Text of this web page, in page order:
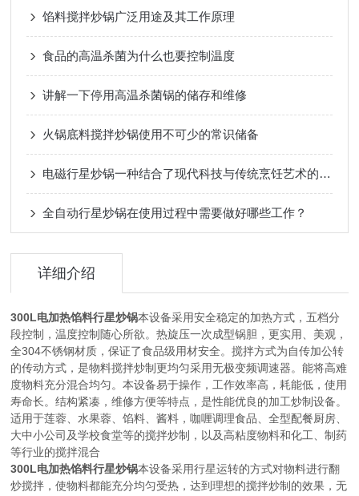
馅料搅拌炒锅广泛用途及其工作原理
食品的高温杀菌为什么也要控制温度
讲解一下停用高温杀菌锅的储存和维修
火锅底料搅拌炒锅使用不可少的常识储备
电磁行星炒锅一种结合了现代科技与传统烹饪艺术的厨房神器
全自动行星炒锅在使用过程中需要做好哪些工作？
详细介绍
300L电加热馅料行星炒锅本设备采用安全稳定的加热方式，五档分
段控制，温度控制随心所欲。热旋压一次成型锅胆，更实用、美观，
全304不锈钢材质，保证了食品级用材安全。搅拌方式为自传加公转
的传动方式，是物料搅拌炒制更均匀采用无极变频调速器。能将高难
度物料充分混合均匀。本设备易于操作，工作效率高，耗能低，使用
寿命长。结构紧凑，维修方便等特点，是性能优良的加工炒制设备。
适用于莲蓉、水果蓉、馅料、酱料，咖喱调理食品、全型配餐厨房、
大中小公司及学校食堂等的搅拌炒制，以及高粘度物料和化工、制药
等行业的搅拌混合
300L电加热馅料行星炒锅本设备采用行星运转的方式对物料进行翻
炒搅拌，使物料都能充分均匀受热，达到理想的搅拌炒制的效果，无